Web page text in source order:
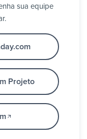
sua equipe
Projeto